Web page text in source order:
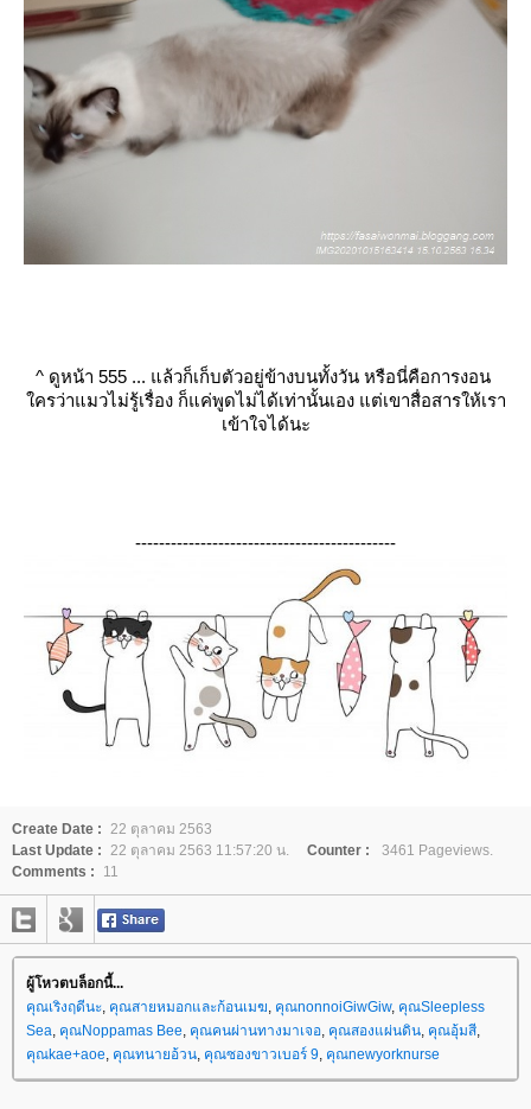
^ ดูหน้า 555 ... แล้วก็เก็บตัวอยู่ข้างบนทั้งวัน หรือนี่คือการงอน
ครว่าแมวไม่รู้เรื่อง ก็แค่พูดไม่ได้เท่านั้นเอง แต่เขาสื่อสารให้เรา
เข้าใจได้นะ
--------------------------------------------
Create Date :
22 ตุลาคม 2563
Last Update :
22 ตุลาคม 2563 11:57:20 น. Counter :
3461 Pageviews.
Comments :
11
ผู้โหวตบล็อกนี้...
คุณเริงฤดีนะ คุณสายหมอกและก้อนเมฆ คุณnonnoiGiwGiw, คุณSleepless
Sea คุณNoppamas Bee คุณคนผ่านทางมาเจอ คุณสองแผ่นดิน คุณอุ้มสี
คุณkae+aoe คุณทนายอ้วน คุณซองขาวเบอร์ 9 คุณnewyorknurse